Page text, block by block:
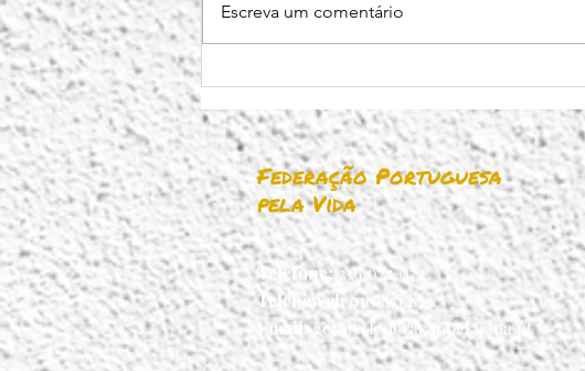
‘QUO VADIS, HUMANITAS":
a última entrada da
rubrica ‘Sabes, leitor, que
estamos ambos na
mesma página’*
Escreva um comentário
Federação Portuguesa
pela Vida
Telefone: 216 072 072
Telemovel: 910 871 873
Email:geral@federacaopelavida.pt